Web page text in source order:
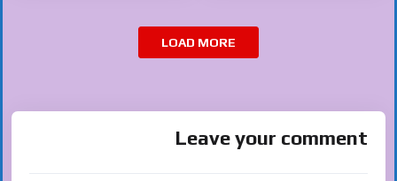
LOAD MORE
Leave your comment